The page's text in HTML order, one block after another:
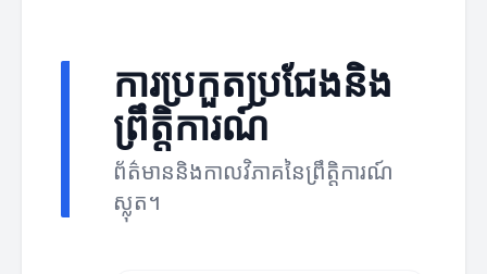
ការ​ប្រកួតប្រជែង​និង​
ព្រឹត្តិការណ៍
ព័ត៌មាននិងកាលវិភាគនៃព្រឹត្តិការណ៍
ស្លុត។